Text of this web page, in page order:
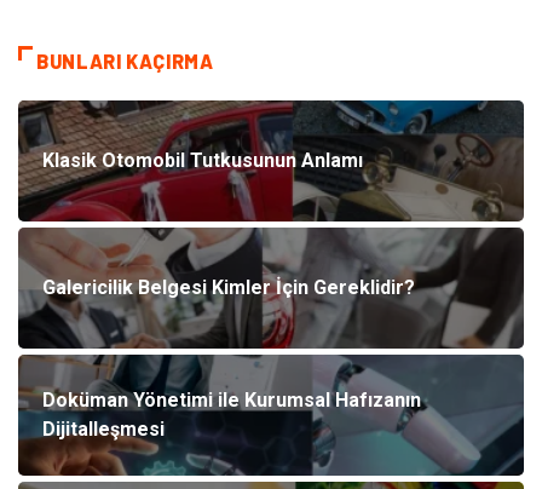
BUNLARI KAÇIRMA
Klasik Otomobil Tutkusunun Anlamı
Galericilik Belgesi Kimler İçin Gereklidir?
Doküman Yönetimi ile Kurumsal Hafızanın
Dijitalleşmesi